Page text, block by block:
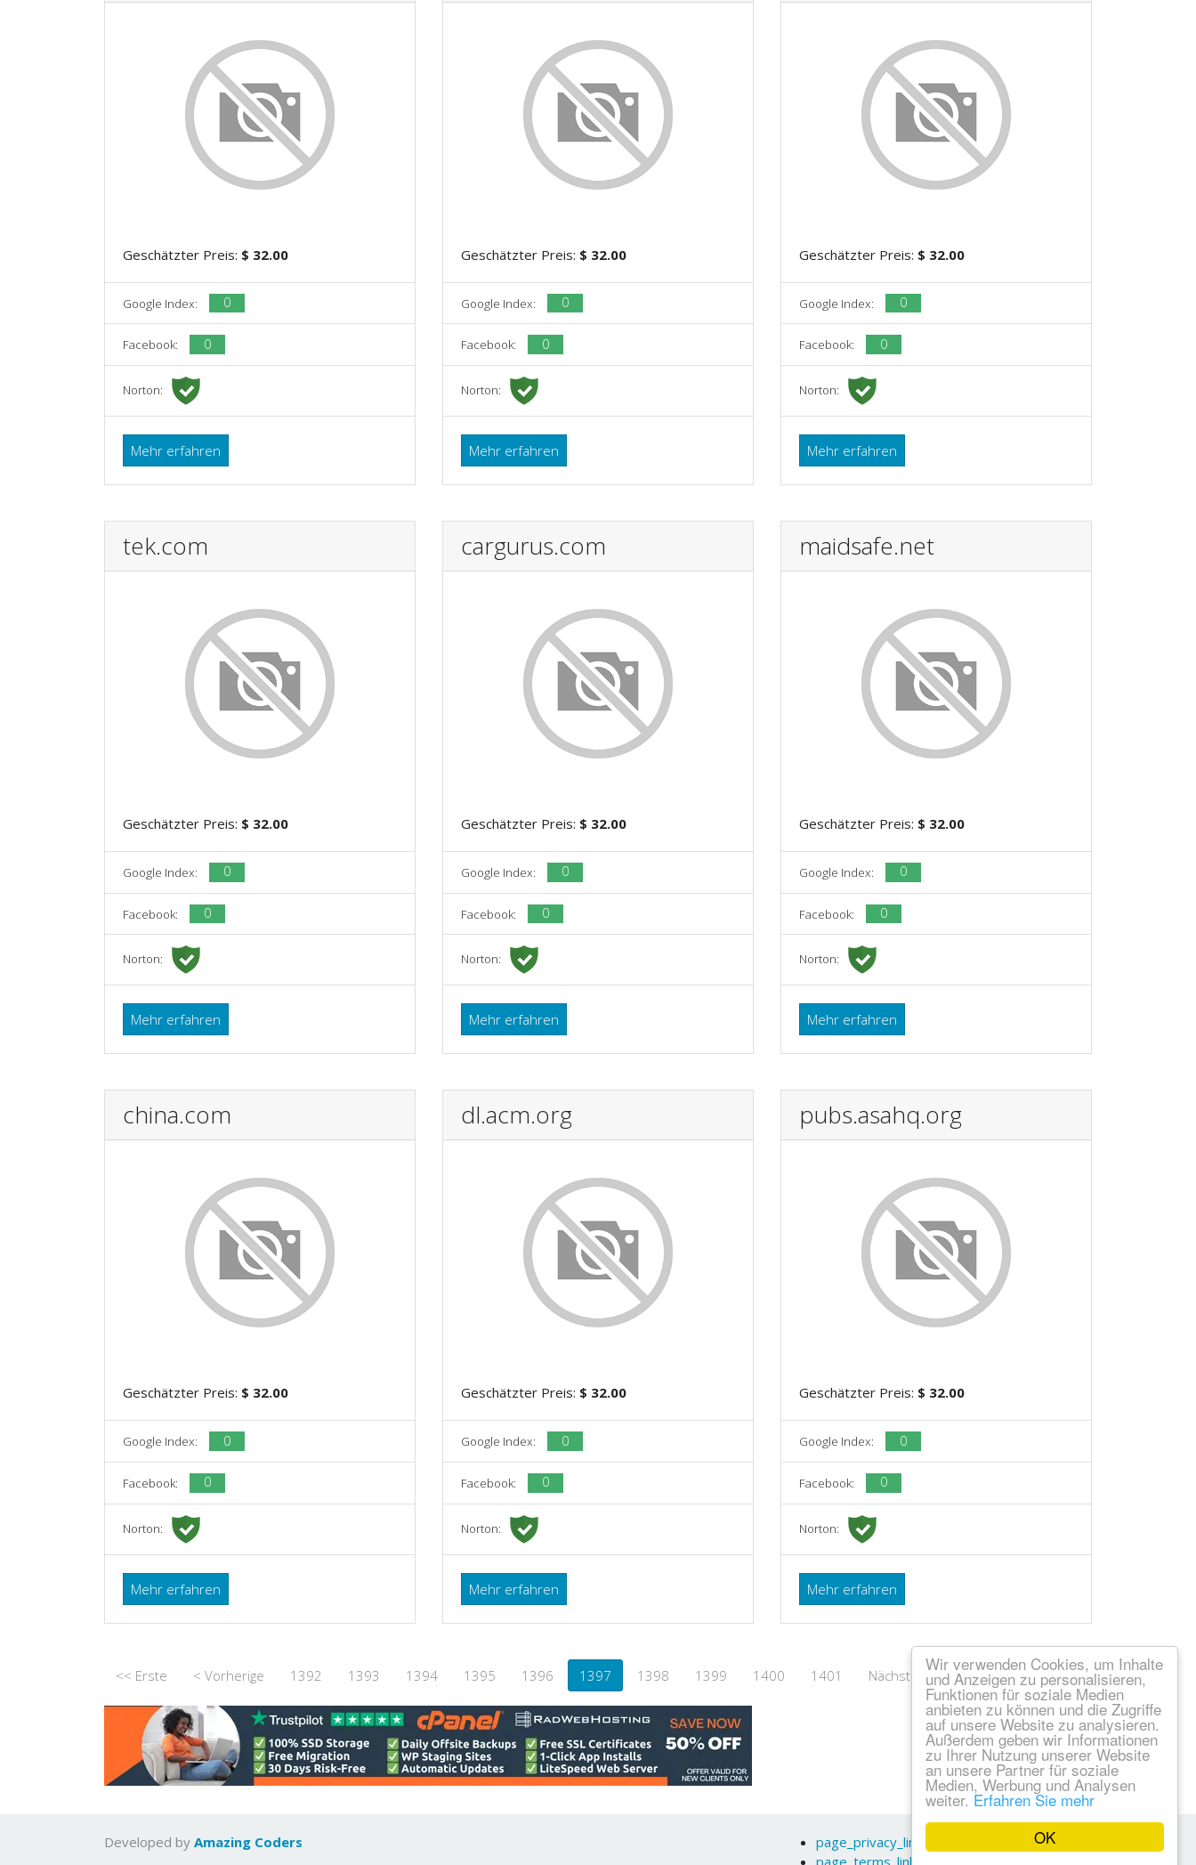
OK
Wir verwenden Cookies, um Inhalte
und Anzeigen zu personalisieren,
Funktionen für soziale Medien
anbieten zu können und die Zugriffe
auf unsere Website zu analysieren.
Außerdem geben wir Informationen
zu Ihrer Nutzung unserer Website
an unsere Partner für soziale
Medien, Werbung und Analysen
weiter. Erfahren Sie mehr
Geschätzter Preis: $ 32.00
Google Index: 0
Facebook: 0
Norton:
Mehr erfahren
Geschätzter Preis: $ 32.00
Google Index: 0
Facebook: 0
Norton:
Mehr erfahren
Geschätzter Preis: $ 32.00
Google Index: 0
Facebook: 0
Norton:
Mehr erfahren
tek.com
Geschätzter Preis: $ 32.00
Google Index: 0
Facebook: 0
Norton:
Mehr erfahren
cargurus.com
Geschätzter Preis: $ 32.00
Google Index: 0
Facebook: 0
Norton:
Mehr erfahren
maidsafe.net
Geschätzter Preis: $ 32.00
Google Index: 0
Facebook: 0
Norton:
Mehr erfahren
china.com
Geschätzter Preis: $ 32.00
Google Index: 0
Facebook: 0
Norton:
Mehr erfahren
dl.acm.org
Geschätzter Preis: $ 32.00
Google Index: 0
Facebook: 0
Norton:
Mehr erfahren
pubs.asahq.org
Geschätzter Preis: $ 32.00
Google Index: 0
Facebook: 0
Norton:
Mehr erfahren
<< Erste < Vorherige 1392 1393 1394 1395 1396 1397 1398 1399 1400 1401 Nächste > Letzte >>
Developed by Amazing Coders
page_privacy_link
page_terms_link